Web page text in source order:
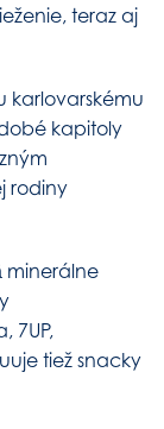
teraz aj
karlovarskému
kapitoly
rodiny
minerálne
7UP,
tiež snacky